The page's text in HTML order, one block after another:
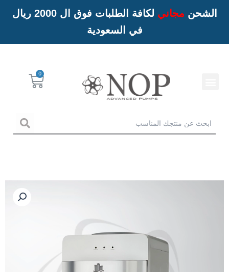
الشحن مجاني
لكافة الطلبات فوق ال 2000 ريال
في السعودية
Cart